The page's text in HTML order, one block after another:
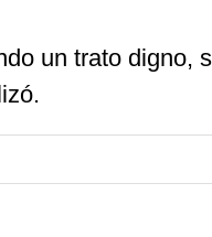
un trato digno,